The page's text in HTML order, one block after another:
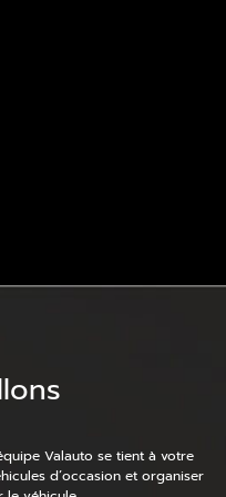
Valauto se tient à votre
d’occasion et organiser